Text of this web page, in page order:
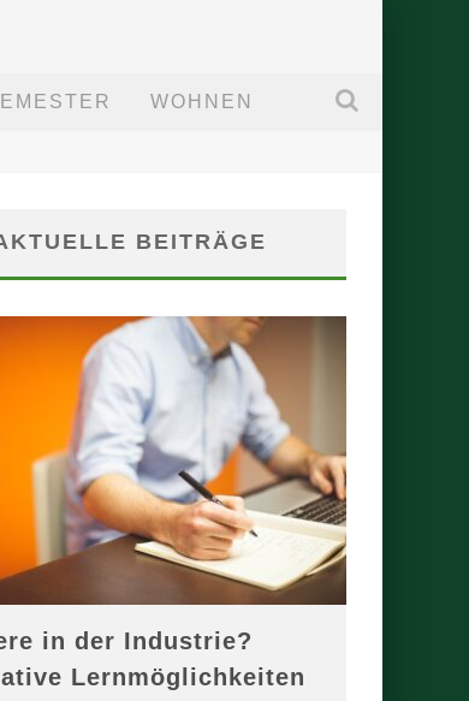
WOHNEN
BEITRÄGE
in der Industrie?
Lernmöglichkeiten